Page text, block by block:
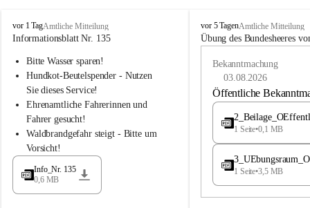
B
u
h
a
d
l
vor 1 TagAmtliche Mitteilung
Informationsblatt Nr. 135
Bitte Wasser sparen!
Hundkot-Beutelspender - Nutzen
Sie dieses Service!
Ehrenamtliche Fahrerinnen und
Fahrer gesucht!
Waldbrandgefahr steigt - Bitte um
Vorsicht!
Info_Nr. 135
0,6 MB
B
u
e
vor 5 TagenAmtliche Mitteilung
Übung des Bundesheeres
Bekanntmachung
03.08.2026
Öffentliche
1 Seite•0,1 MB
1 Seite•3,5 MB